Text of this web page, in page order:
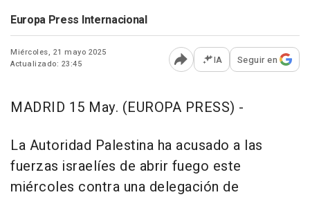
Europa Press Internacional
Miércoles, 21 mayo 2025
Actualizado: 23:45
Abrir opciones para
IA Seguir en
MADRID 15 May. (EUROPA PRESS) -
La Autoridad Palestina ha acusado a las
fuerzas israelíes de abrir fuego este
miércoles contra una delegación de